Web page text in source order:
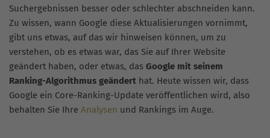
Suchergebnissen besser oder schlechter abschneiden kann.
Zu wissen, wann Google diese Aktualisierungen vornimmt,
gibt uns etwas, auf das wir hinweisen können, um zu
verstehen, ob es etwas war, das Sie auf Ihrer Website
geändert haben, oder etwas, das Google mit seinem
Ranking-Algorithmus geändert hat. Heute wissen wir, dass
Google ein Core-Ranking-Update veröffentlichen wird, also
behalten Sie Ihre Analysen und Rankings im Auge.